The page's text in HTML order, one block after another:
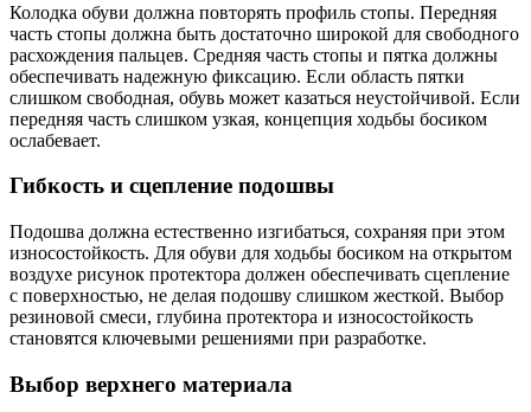
Колодка обуви должна повторять профиль стопы. Передняя
часть стопы должна быть достаточно широкой для свободного
расхождения пальцев. Средняя часть стопы и пятка должны
обеспечивать надежную фиксацию. Если область пятки
слишком свободная, обувь может казаться неустойчивой. Если
передняя часть слишком узкая, концепция ходьбы босиком
ослабевает.
Гибкость и сцепление подошвы
Подошва должна естественно изгибаться, сохраняя при этом
износостойкость. Для обуви для ходьбы босиком на открытом
воздухе рисунок протектора должен обеспечивать сцепление
с поверхностью, не делая подошву слишком жесткой. Выбор
резиновой смеси, глубина протектора и износостойкость
становятся ключевыми решениями при разработке.
Выбор верхнего материала